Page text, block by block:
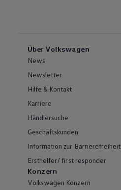
Über Volkswagen
News
Newsletter
Hilfe & Kontakt
Karriere
Händlersuche
Geschäftskunden
Information zur Barrierefreiheit
Ersthelfer/ first responder
Konzern
Volkswagen Konzern